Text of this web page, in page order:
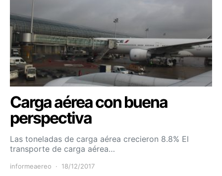
Carga aérea con buena
perspectiva
Las toneladas de carga aérea crecieron 8.8% El
transporte de carga aérea…
informeaereo 18/12/2017